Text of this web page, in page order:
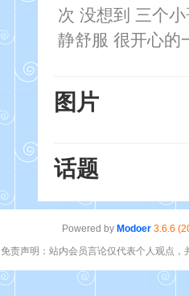
次 没想到 三个
静舒服 很开心的
图片
话题
Powered by Modoer 3.6.6
免责声明：站内会员言论仅代表个人观点